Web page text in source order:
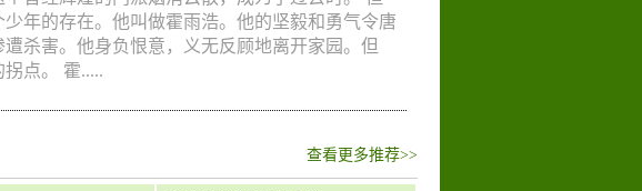
,爱情,娱乐,LOLI,冒险,战争,国语,奇幻,少年,武侠,动
年的存在。他叫做霍雨浩。他的坚毅和勇气令唐
杀害。他身负恨意，义无反顾地离开家园。但
点。 霍.....
查看更多推荐>>